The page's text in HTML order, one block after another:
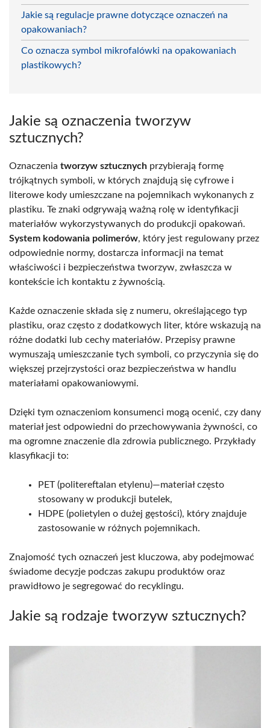
Jakie są regulacje prawne dotyczące oznaczeń na
opakowaniach?
Co oznacza symbol mikrofalówki na opakowaniach
plastikowych?
Jakie są oznaczenia tworzyw
sztucznych?
Oznaczenia tworzyw sztucznych przybierają formę
trójkątnych symboli, w których znajdują się cyfrowe i
literowe kody umieszczane na pojemnikach wykonanych z
plastiku. Te znaki odgrywają ważną rolę w identyfikacji
materiałów wykorzystywanych do produkcji opakowań.
System kodowania polimerów, który jest regulowany przez
odpowiednie normy, dostarcza informacji na temat
właściwości i bezpieczeństwa tworzyw, zwłaszcza w
kontekście ich kontaktu z żywnością.
Każde oznaczenie składa się z numeru, określającego typ
plastiku, oraz często z dodatkowych liter, które wskazują na
różne dodatki lub cechy materiałów. Przepisy prawne
wymuszają umieszczanie tych symboli, co przyczynia się do
większej przejrzystości oraz bezpieczeństwa w handlu
materiałami opakowaniowymi.
Dzięki tym oznaczeniom konsumenci mogą ocenić, czy dany
materiał jest odpowiedni do przechowywania żywności, co
ma ogromne znaczenie dla zdrowia publicznego. Przykłady
klasyfikacji to:
PET (politereftalan etylenu)—materiał często
stosowany w produkcji butelek,
HDPE (polietylen o dużej gęstości), który znajduje
zastosowanie w różnych pojemnikach.
Znajomość tych oznaczeń jest kluczowa, aby podejmować
świadome decyzje podczas zakupu produktów oraz
prawidłowo je segregować do recyklingu.
Jakie są rodzaje tworzyw sztucznych?